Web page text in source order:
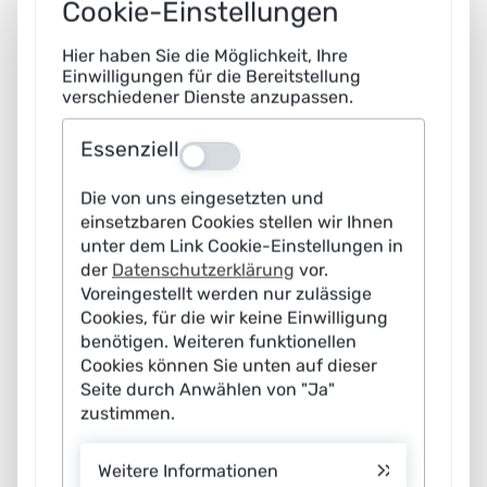
Maschinelles Lernen
Cookie-Einstellungen
Hier haben Sie die Möglichkeit, Ihre
Einwilligungen für die Bereitstellung
verschiedener Dienste anzupassen.
Essenziell Aus
Die von uns eingesetzten und
einsetzbaren Cookies stellen wir Ihnen
unter dem Link Cookie-Einstellungen in
der Datenschutzerklärung vor.
Voreingestellt werden nur zulässige
Cookies, für die wir keine Einwilligung
benötigen. Weiteren funktionellen
Cookies können Sie unten auf dieser
Seite durch Anwählen von "Ja"
zustimmen.
Weitere Informationen